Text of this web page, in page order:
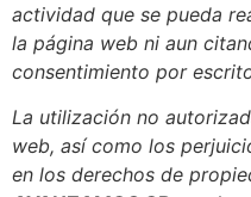
actividad que se pueda
la página web ni aun
consentimiento por
La utilización no
web, así como los
en los derechos de